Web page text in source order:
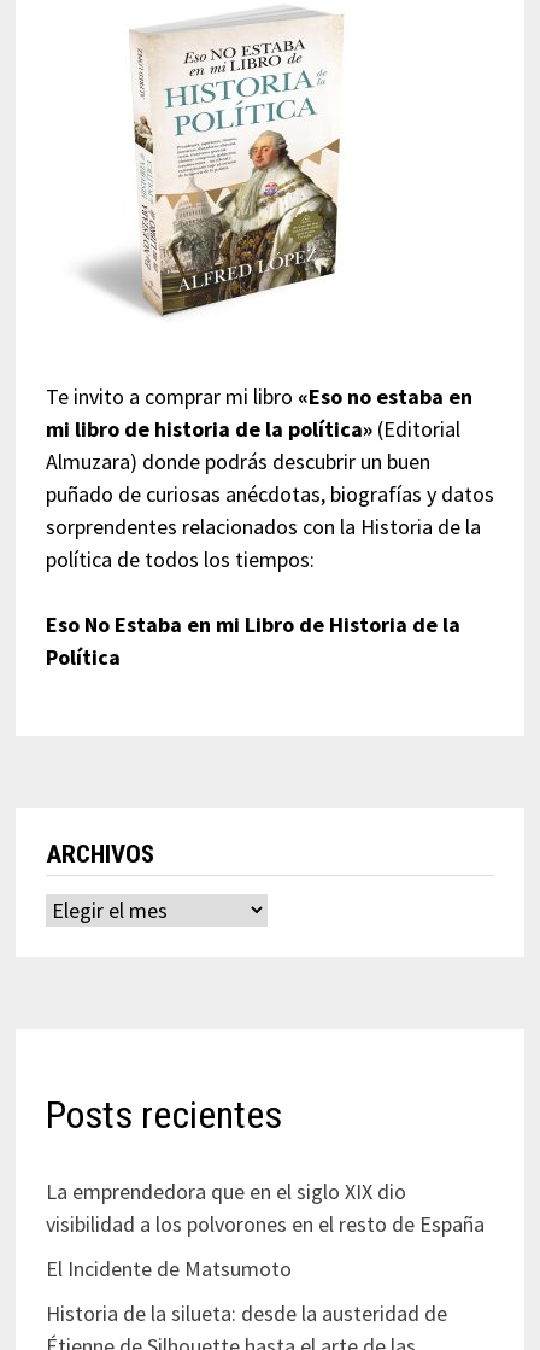
Te invito a comprar mi libro «Eso no estaba en
mi libro de historia de la política»(Editorial
Almuzara) donde podrás descubrir un buen
puñado de curiosas anécdotas, biografías y datos
sorprendentes relacionados con la Historia de la
política de todos los tiempos:
Eso No Estaba en mi Libro de Historia de la
Política
ARCHIVOS
Archivos
Posts recientes
La emprendedora que en el siglo XIX dio
visibilidad a los polvorones en el resto de España
El Incidente de Matsumoto
Historia de la silueta: desde la austeridad de